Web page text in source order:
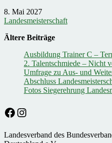
8. Mai 2027
Landesmeisterschaft
Ältere Beiträge
Ausbildung Trainer C –
2. Talentschmiede – Nicht
Umfrage zu Aus- und
Abschluss
Fotos Siegerehrung
Facebook
Instagram
Landesverband des